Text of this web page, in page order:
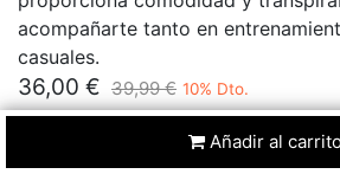
acompañarte tanto en
casuales.
36,00 € 39,99€ 10% Dto.
Añadir al